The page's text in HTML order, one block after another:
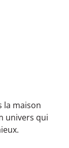
la maison
univers qui